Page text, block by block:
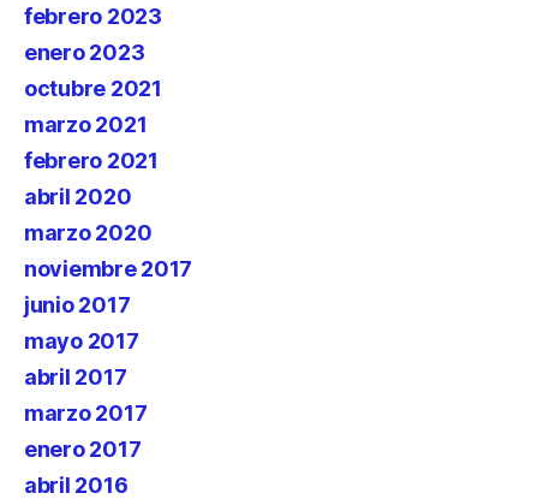
febrero 2023
enero 2023
octubre 2021
marzo 2021
febrero 2021
abril 2020
marzo 2020
noviembre 2017
junio 2017
mayo 2017
abril 2017
marzo 2017
enero 2017
abril 2016